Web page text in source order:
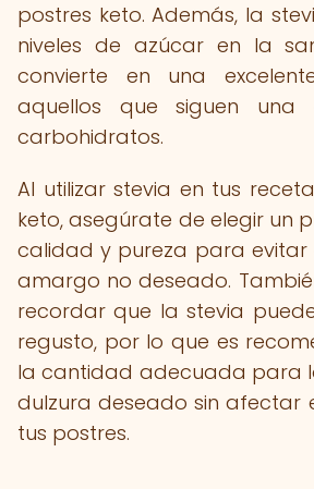
postres keto. Además, la
niveles de azúcar en la
convierte en una
aquellos que siguen
carbohidratos.
Al utilizar stevia en tus
keto, asegúrate de elegir un
calidad y pureza para evitar
amargo no deseado.
recordar que la stevia
regusto, por lo que es
la cantidad adecuada para
dulzura deseado sin afectar
tus postres.